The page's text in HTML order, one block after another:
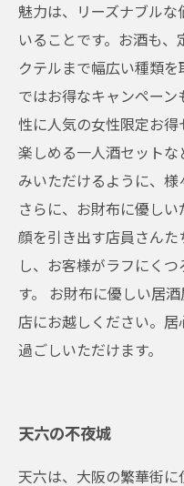
魅力は、リーズナブル
いることです。お酒も
クテルまで幅広い種類
ではお得なキャンペー
性に人気の女性限定お
楽しめる一人酒セット
みいただけるように、様
さらに、お財布に優し
顔を引き出す店員さん
し、お客様がラフにく
す。 お財布に優しい居
店にお越しください。
過ごしいただけます。
天六の不夜城
天六は、大阪の繁華街